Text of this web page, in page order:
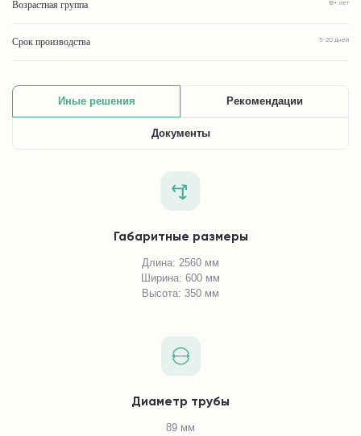
Возрастная группа 18+ лет
Срок производства 5-20 дней
Иные решения Рекомендации
Документы
Габаритные размеры
Длина: 2560 мм
Ширина: 600 мм
Высота: 350 мм
Диаметр трубы
89 мм